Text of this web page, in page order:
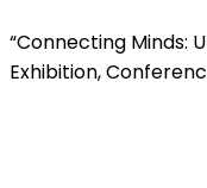
“Connecting Minds:
Exhibition,